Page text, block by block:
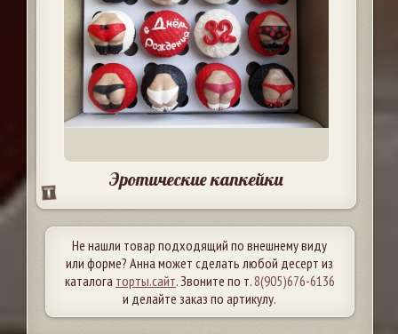
Эротические капкейки
Не нашли товар подходящий по внешнему виду
или форме? Анна может сделать любой десерт из
каталога торты.сайт. Звоните по т.8(905)676-6136
и делайте заказ по артикулу.